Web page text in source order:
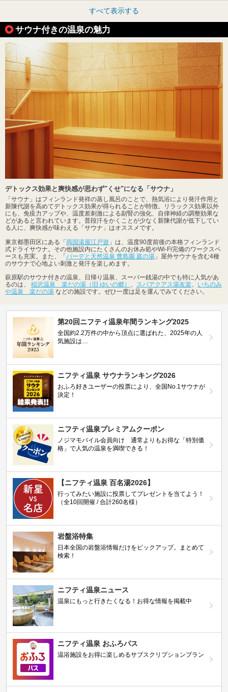
すべて表示する
サウナ付きの温泉の魅力
デトックス効果と爽快感が思わず"くせ"になる「サウナ」
「サウナ」はフィンランド発祥の蒸し風呂のことで、熱気浴により発汗作用と
新陳代謝を高めてデトックス効果が得られることが特徴。リラックス効果以外
にも、免疫力アップや、温度差刺激による副腎の強化、自律神経の調整効果な
どがあると言われています。普段汗をかくことが少なく新陳代謝が低下してい
る人に、爽快感が味わえる「サウナ」はオススメです。
東京都墨田区にある「 両国湯屋江戸遊 」は、温度90度前後の本格フィンランド
式ドライサウナ。その他施設内にたくさんのお休み処やWi-Fi完備のワークスペ
ースも充実。また、「 バーデと天然温泉 豊島園 庭の湯 」屋外サウナを含む4種
のサウナで心地よい刺激と発汗を楽しめます。
萩原駅のサウナ付きの温泉、日帰り温泉、スーパー銭湯の中でも特に人気があ
るのは、 稲沢温泉 楽だの湯（旧 ゆいの郷） 、 スパアクアス湯友楽、 いちのみ
や温泉 楽だの湯 などの施設です。ぜひ一度は足を運んでみてください。
第20回ニフティ温泉年間ランキング2025
全国約2.2万件の中から頂点に選ばれた、2025年の人
気施設は…
ニフティ温泉 サウナランキング2026
おふろ好きユーザーの投票により、全国No.1サウナが
決定！
ニフティ温泉プレミアムクーポン
ノジマモバイル会員向け 通常よりもお得な「特別価
格」で人気の温泉を満喫できる！
【ニフティ温泉 百名湯2026】
行ってみたい施設に投票してプレゼントを当てよう！
（全10回開催 / 合計260名様）
岩盤浴特集
日本全国の岩盤浴情報だけをピックアップ。まとめて
検索！
ニフティ温泉ニュース
温泉にもっと行きたくなる！お得な情報を掲載中
ニフティ温泉 おふろパス
温浴施設をお得に楽しめるサブスクリプションプラン